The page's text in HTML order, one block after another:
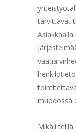
tarvittavat
vaatia
muodossa
Mikäli